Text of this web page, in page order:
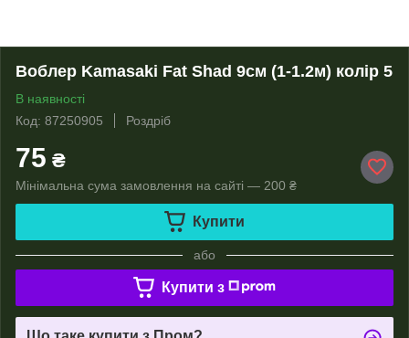
Воблер Kamasaki Fat Shad 9см (1-1.2м) колір 5
В наявності
Код: 87250905
Роздріб
75 ₴
Мінімальна сума замовлення на сайті — 200 ₴
Купити
або
Купити з